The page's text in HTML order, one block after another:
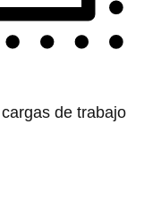
de trabajo